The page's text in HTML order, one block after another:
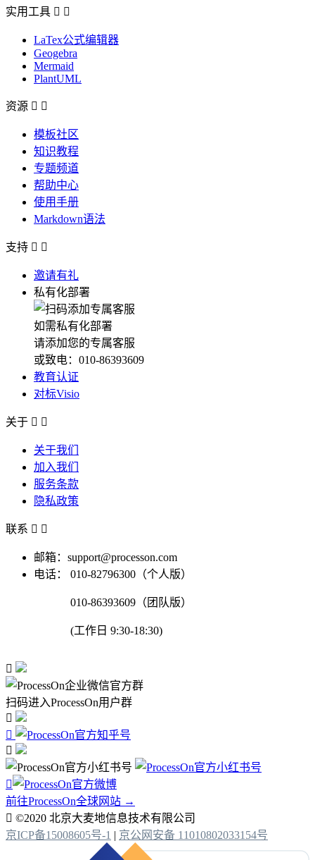
实用工具  
LaTex公式编辑器
Geogebra
Mermaid
PlantUML
资源  
模板社区
知识教程
专题频道
帮助中心
使用手册
Markdown语法
支持  
邀请有礼
私有化部署
如需私有化部署
请添加您的专属客服
或致电：010-86393609
教育认证
对标Visio
关于  
关于我们
加入我们
服务条款
隐私政策
联系  
邮箱：support@processon.com
电话：
010-82796300（个人版）
010-86393609（团队版）
(工作日 9:30-18:30)

扫码进入ProcessOn用户群




前往ProcessOn全球网站 →
 ©2020 北京大麦地信息技术有限公司
京ICP备15008605号-1 | 京公网安备 11010802033154号